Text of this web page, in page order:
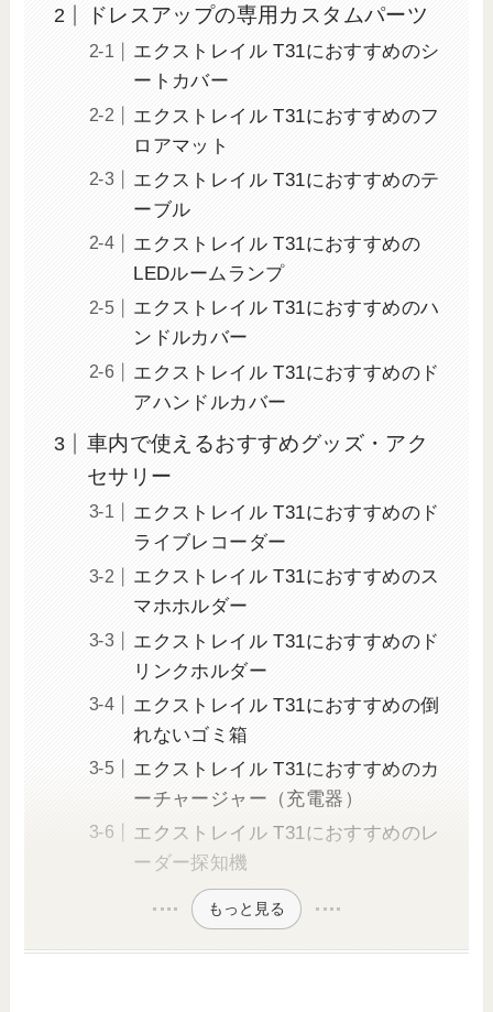
ドレスアップの専用カスタムパーツ
エクストレイル T31におすすめのシ
ートカバー
エクストレイル T31におすすめのフ
ロアマット
エクストレイル T31におすすめのテ
ーブル
エクストレイル T31におすすめの
LEDルームランプ
エクストレイル T31におすすめのハ
ンドルカバー
エクストレイル T31におすすめのド
アハンドルカバー
車内で使えるおすすめグッズ・アク
セサリー
エクストレイル T31におすすめのド
ライブレコーダー
エクストレイル T31におすすめのス
マホホルダー
エクストレイル T31におすすめのド
リンクホルダー
エクストレイル T31におすすめの倒
れないゴミ箱
エクストレイル T31におすすめのカ
ーチャージャー（充電器）
エクストレイル T31におすすめのレ
ーダー探知機
もっと見る